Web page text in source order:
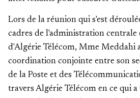
Lors de la réunion qui s'est
cadres de l'administration centrale
d'Algérie Télécom, Mme Meddahi
coordination conjointe entre son
de la Poste et des
travers Algérie Télécom en ce qui